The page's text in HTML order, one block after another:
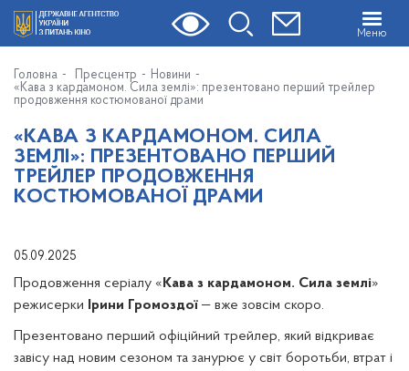
Меню
Головна Пресцентр
Новини
«Кава з кардамоном. Сила землі»: презентовано перший трейлер
продовження костюмованої драми
«КАВА З КАРДАМОНОМ. СИЛА
ЗЕМЛІ»: ПРЕЗЕНТОВАНО ПЕРШИЙ
ТРЕЙЛЕР ПРОДОВЖЕННЯ
КОСТЮМОВАНОЇ ДРАМИ
05.09.2025
Продовження серіалу « Кава з кардамоном. Сила землі»
режисерки
Ірини Громоздої— вже зовсім скоро.
Презентовано перший офіційний трейлер, який відкриває
завісу над новим сезоном та занурює у світ боротьби, втрат і